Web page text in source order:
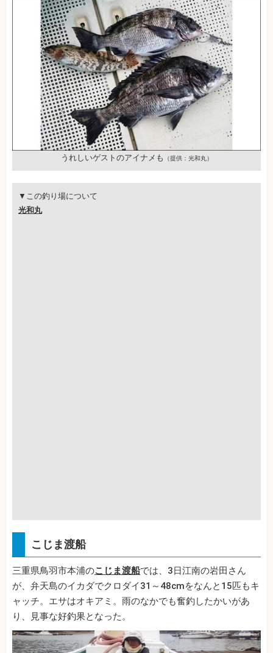
うれしいゲストのアイナメも （提供：光和丸）
▼この釣り場について
光和丸
こじま渡船
三重県鳥羽市本浦のこじま渡船では、3日江南の岩田さん
が、弁天島のイカダでクロダイ31～48cmをなんと15匹もキ
ャッチ。エサはオキアミ。雨のなかでも奮釣したかいがあ
り、見事な好釣果となった。